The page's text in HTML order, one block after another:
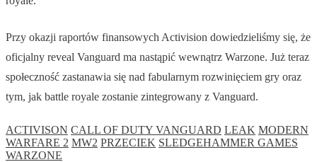
Przy okazji raportów finansowych Activision dowiedzieliśmy się, że
oficjalny reveal Vanguard ma nastąpić wewnątrz Warzone. Już teraz
społeczność zastanawia się nad fabularnym rozwinięciem gry oraz
tym, jak battle royale zostanie zintegrowany z Vanguard.
ACTIVISON CALL OF DUTY VANGUARD LEAK MODERN
WARFARE 2 MW2 PRZECIEK SLEDGEHAMMER GAMES
WARZONE